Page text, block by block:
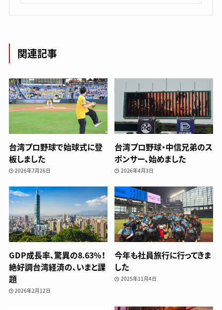
関連記事
台湾プロ野球で始球式に登
板しました
2026年7月26日
台湾プロ野球・中信兄弟のス
ポンサー、始めました
2026年4月3日
GDP成長率、驚異の8.63%！
絶好調台湾経済の、いまと課
題
2026年2月12日
今年も社員旅行に行ってきま
した
2025年11月4日